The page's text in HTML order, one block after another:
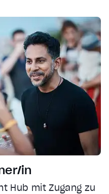
in
Hub mit Zugang zu